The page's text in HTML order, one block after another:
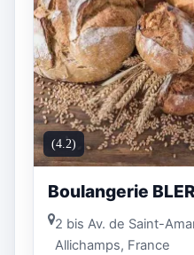
(4.2)
Boulangerie
2 bis Av. de Saint-
Allichamps, France